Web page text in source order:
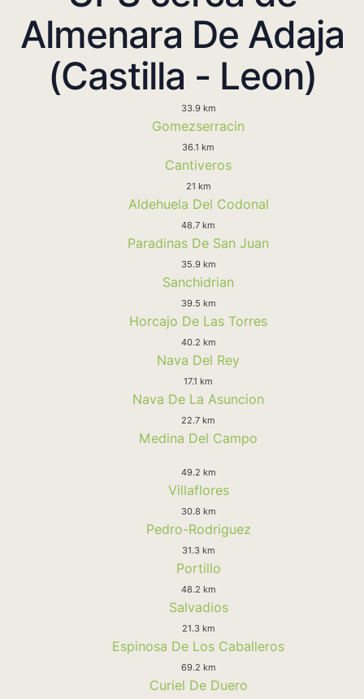
Almenara De Adaja
(Castilla - Leon)
33.9 km
Gomezserracin
36.1 km
Cantiveros
21 km
Aldehuela Del Codonal
48.7 km
Paradinas De San Juan
35.9 km
Sanchidrian
39.5 km
Horcajo De Las Torres
40.2 km
Nava Del Rey
17.1 km
Nava De La Asuncion
22.7 km
Medina Del Campo
49.2 km
Villaflores
30.8 km
Pedro-Rodriguez
31.3 km
Portillo
48.2 km
Salvadios
21.3 km
Espinosa De Los Caballeros
69.2 km
Curiel De Duero